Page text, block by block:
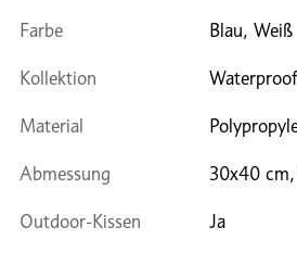
Farbe Blau, Weiß
Kollektion Waterproof
Material
Abmessung 30x40
Outdoor-Kissen Ja